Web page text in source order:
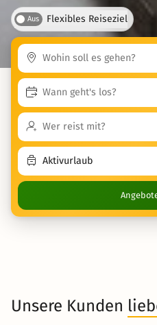
Aus Flexibles Reiseziel
Unsere Kunden